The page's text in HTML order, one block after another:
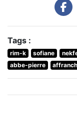
Tags :
rim-k sofiane
abbe-pierre